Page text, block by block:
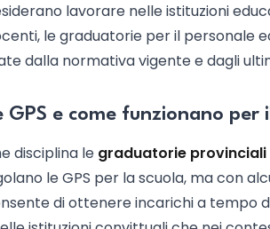
lavorare nelle istituzioni
le graduatorie per il
dalla normativa vigente e dagli
GPS e come funzionano
disciplina le graduatorie
le GPS per la scuola, ma con
di ottenere incarichi a